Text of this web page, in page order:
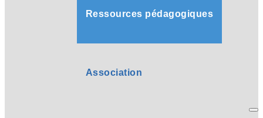
Ressources pédagogiques
Association